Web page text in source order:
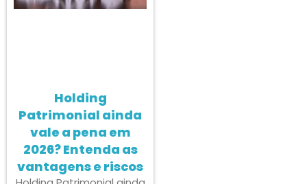
Holding
Patrimonial ainda
vale a pena em
2026? Entenda as
vantagens e riscos